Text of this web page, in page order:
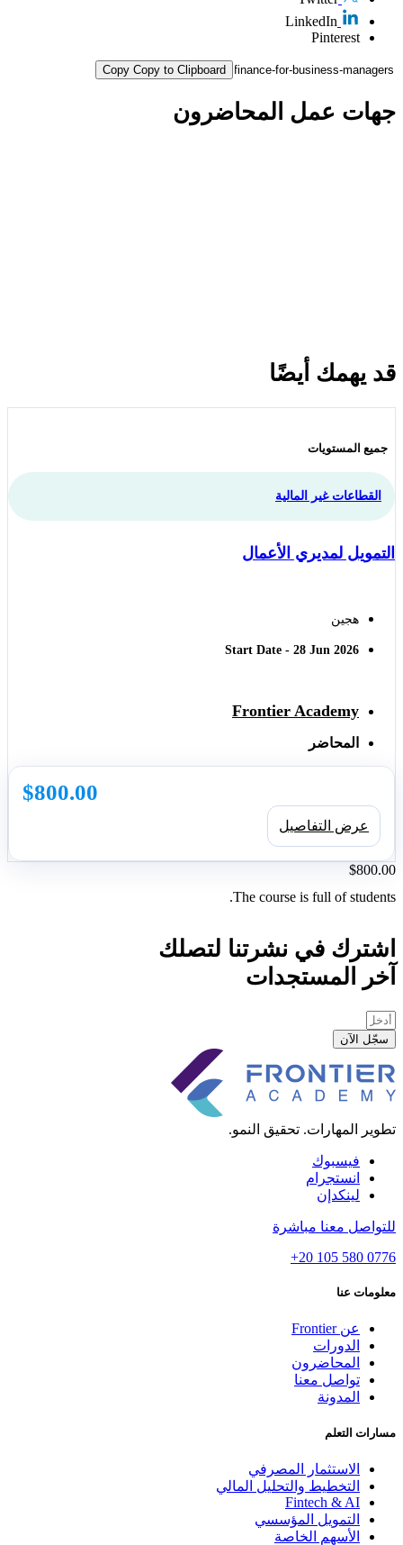
LinkedIn
Pinterest
Copy Copy to Clipboard
جهات عمل المحاضرون
قد يهمك أيضًا
جميع المستويات
القطاعات غير المالية
التمويل لمديري الأعمال
هجين
Start Date - 28 Jun 2026
Frontier Academy
المحاضر
$800.00
عرض التفاصيل
$800.00
The course is full of students.
اشترك في نشرتنا لتصلك
آخر المستجدات
سجّل الآن
تطوير المهارات. تحقيق النمو.
فيسبوك
انستجرام
لينكدإن
للتواصل معنا مباشرة
+20 105 580 0776
معلومات عنا
عن Frontier
الدورات
المحاضرون
تواصل معنا
المدونة
مسارات التعلم
الاستثمار المصرفي
التخطيط والتحليل المالي
Fintech & AI
التمويل المؤسسي
الأسهم الخاصة